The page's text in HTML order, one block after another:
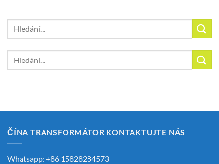
ČÍNA TRANSFORMÁTOR KONTAKTUJTE NÁS
Whatsapp: +86 15828284573